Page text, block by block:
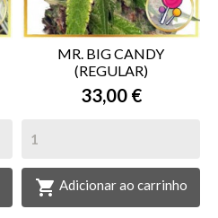
MR. BIG CANDY
(REGULAR)
33,00 €
 Adicionar ao carrinho